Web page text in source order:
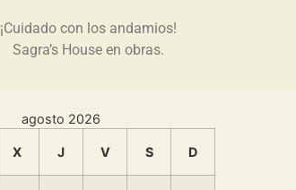
¡Cuidado con los andamios!
Sagra’s House en obras.
agosto 2026
X J V S D